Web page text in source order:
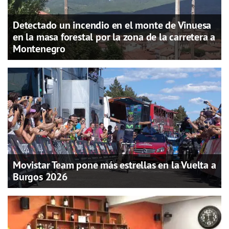
Detectado un incendio en el monte de Vinuesa
en la masa forestal por la zona de la carretera a
Montenegro
Movistar Team pone más estrellas en la Vuelta a
Burgos 2026